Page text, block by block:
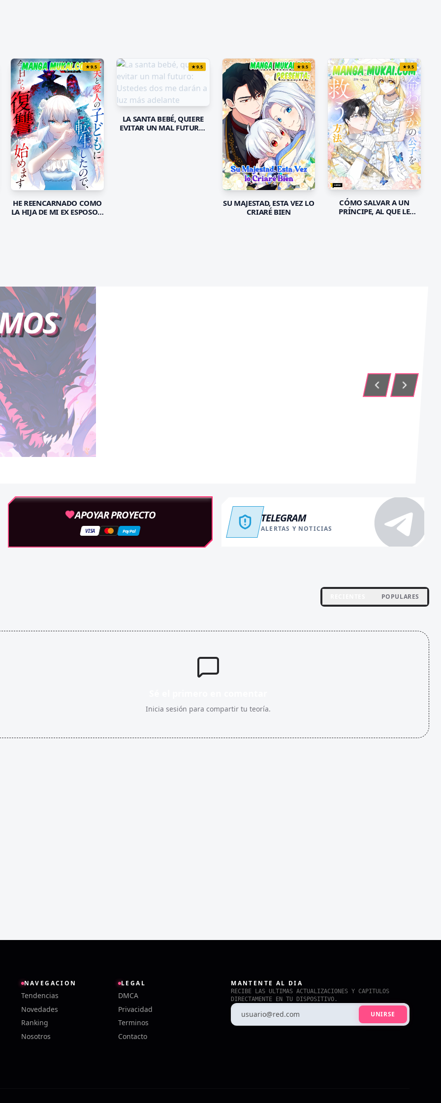
★9.5
HE REENCARNADO COMO
LA HIJA DE MI EX ESPOSO Y
★9.5
LA SANTA BEBÉ, QUIERE
EVITAR UN MAL FUTURO:
★9.5
SU MAJESTAD, ESTA VEZ LO
CRIARÉ BIEN
★9.5
CÓMO SALVAR A UN
PRÍNCIPE, AL QUE LE
APOYAR PROYECTO
VISA PayPal
TELEGRAM
ALERTAS Y NOTICIAS
POPULARES
Inicia sesión para compartir tu teoría.
NAVEGACION
Tendencias
Novedades
Ranking
Nosotros
LEGAL
DMCA
Privacidad
Terminos
Contacto
MANTENTE AL DIA
RECIBE LAS ULTIMAS ACTUALIZACIONES Y CAPITULOS
DIRECTAMENTE EN TU DISPOSITIVO.
UNIRSE